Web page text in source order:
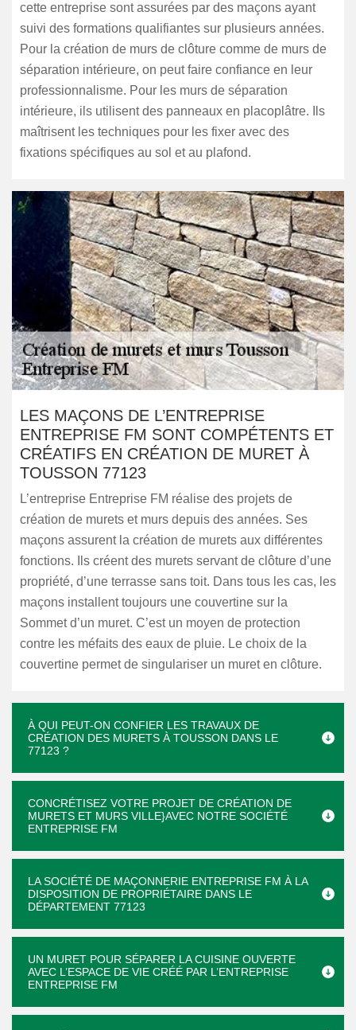
cette entreprise sont assurées par des maçons ayant
suivi des formations qualifiantes sur plusieurs années.
Pour la création de murs de clôture comme de murs de
séparation intérieure, on peut faire confiance en leur
professionnalisme. Pour les murs de séparation
intérieure, ils utilisent des panneaux en placoplâtre. Ils
maîtrisent les techniques pour les fixer avec des
fixations spécifiques au sol et au plafond.
LES MAÇONS DE L’ENTREPRISE
ENTREPRISE FM SONT COMPÉTENTS ET
CRÉATIFS EN CRÉATION DE MURET À
TOUSSON 77123
L’entreprise Entreprise FM réalise des projets de
création de murets et murs depuis des années. Ses
maçons assurent la création de murets aux différentes
fonctions. Ils créent des murets servant de clôture d’une
propriété, d’une terrasse sans toit. Dans tous les cas, les
maçons installent toujours une couvertine sur la
Sommet d’un muret. C’est un moyen de protection
contre les méfaits des eaux de pluie. Le choix de la
couvertine permet de singulariser un muret en clôture.
À QUI PEUT-ON CONFIER LES TRAVAUX DE
CRÉATION DES MURETS À TOUSSON DANS LE
77123 ?
CONCRÉTISEZ VOTRE PROJET DE CRÉATION DE
MURETS ET MURS VILLE}AVEC NOTRE SOCIÉTÉ
ENTREPRISE FM
LA SOCIÉTÉ DE MAÇONNERIE ENTREPRISE FM À LA
DISPOSITION DE PROPRIÉTAIRE DANS LE
DÉPARTEMENT 77123
UN MURET POUR SÉPARER LA CUISINE OUVERTE
AVEC L’ESPACE DE VIE CRÉÉ PAR L’ENTREPRISE
ENTREPRISE FM